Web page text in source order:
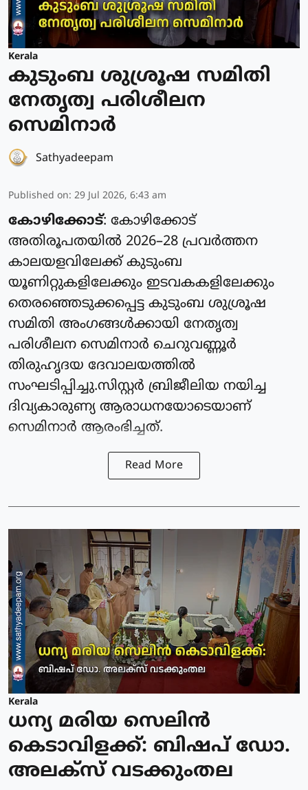
Kerala
കുടുംബ ശുശ്രൂഷ സമിതി
നേതൃത്വ പരിശീലന
സെമിനാർ
Sathyadeepam
Published on: 29 Jul 2026, 6:43 am
കോഴിക്കോട്: കോഴിക്കോട്
അതിരൂപതയിൽ 2026–28 പ്രവർത്തന
കാലയളവിലേക്ക് കുടുംബ
യൂണിറ്റുകളിലേക്കും ഇടവകകളിലേക്കും
തെരഞ്ഞെടുക്കപ്പെട്ട കുടുംബ ശുശ്രൂഷ
സമിതി അംഗങ്ങൾക്കായി നേതൃത്വ
പരിശീലന സെമിനാർ ചെറുവണ്ണൂർ
തിരുഹൃദയ ദേവാലയത്തിൽ
സംഘടിപ്പിച്ചു.സിസ്റ്റർ ബ്രിജീലിയ നയിച്ച
ദിവ്യകാരുണ്യ ആരാധനയോടെയാണ്
സെമിനാർ ആരംഭിച്ചത്.
Read More
Kerala
ധന്യ മരിയ സെലിൻ
കെടാവിളക്ക്: ബിഷപ് ഡോ.
അലക്സ്‌ വടക്കുംതല